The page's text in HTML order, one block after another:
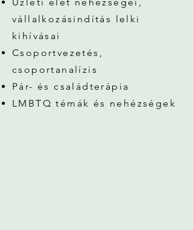
vállalkozásindítás lelki
kihívásai
Csoportvezetés,
csoportanalízis
Pár- és családterápia
LMBTQ témák és nehézségek